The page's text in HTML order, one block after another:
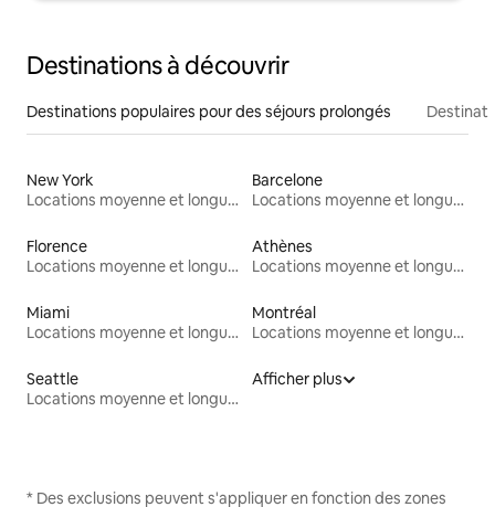
Destinations à découvrir
Destinations populaires pour des séjours prolongés
New York
Locations moyenne et longue durée
Barcelone
Locations moyenne et longue durée
Florence
Locations moyenne et longue durée
Athènes
Locations moyenne et longue durée
Miami
Locations moyenne et longue durée
Montréal
Locations moyenne et longue durée
Seattle
Locations moyenne et longue durée
Afficher plus
* Des exclusions peuvent s'appliquer en fonction des zones